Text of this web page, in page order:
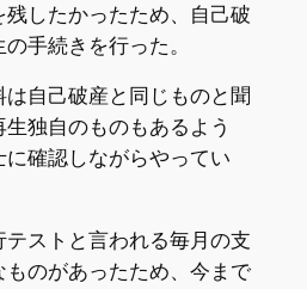
したかったため、自己破
手続きを行った。
自己破産と同じものと聞
独自のものもあるよう
確認しながらやってい
ストと言われる毎月の支
のがあったため、今まで